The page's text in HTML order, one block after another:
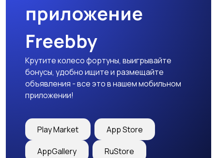
приложение
Freebby
Крутите колесо фортуны, выигрывайте
бонусы, удобно ищите и размещайте
объявления - все это в нашем мобильном
приложении!
Play Market App Store
AppGallery RuStore